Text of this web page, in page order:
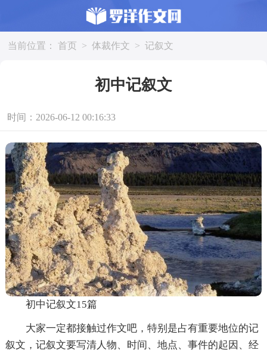
当前位置： 首页 > 体裁作文 > 记叙文
初中记叙文
时间：2026-06-12 00:16:33
初中记叙文15篇
大家一定都接触过作文吧，特别是占有重要地位的记
叙文，记叙文要写清人物、时间、地点、事件的起因、经